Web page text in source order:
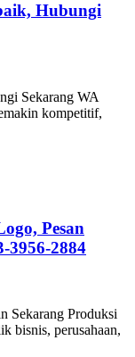
Hubungi
Sekarang WA
kompetitif,
Pesan
3956-2884
Sekarang Produksi
bisnis, perusahaan,